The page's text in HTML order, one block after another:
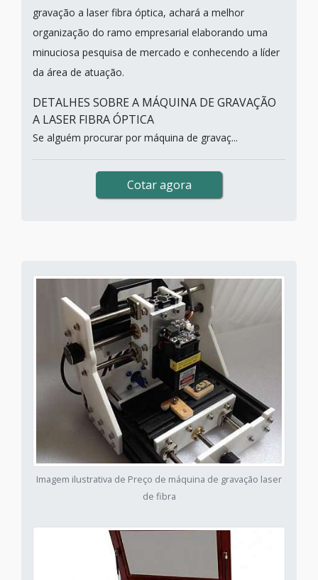
gravação a laser fibra óptica, achará a melhor
organização do ramo empresarial elaborando uma
minuciosa pesquisa de mercado e conhecendo a líder
da área de atuação.
DETALHES SOBRE A MÁQUINA DE GRAVAÇÃO
A LASER FIBRA ÓPTICA
Se alguém procurar por máquina de gravaç...
Cotar agora
Imagem ilustrativa de Preço de máquina de gravação laser
de fibra